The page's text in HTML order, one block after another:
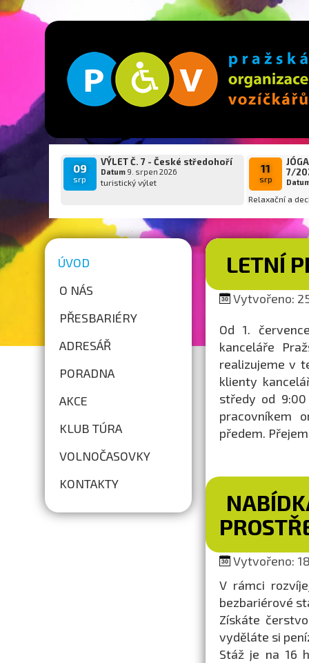
09
srp
VÝLET Č. 7 - České středohoří
Datum9. srpen 2026
turistický výlet
11
srp
7/
Relaxační a
ÚVOD
O NÁS
PŘESBARIÉRY
ADRESÁŘ
PORADNA
AKCE
KLUB TÚRA
VOLNOČASOVKY
KONTAKTY
LETNÍ
Vytvořeno:
Od 1.
kanceláře
realizujeme v
klienty
středy od
pracovníkem
předem.
Vytvořeno:
V rámci
bezbariérové
Získáte
vyděláte si
Stáž je na 16